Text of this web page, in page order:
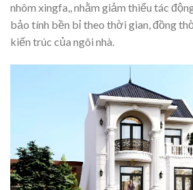
nhôm xingfa,, nhằm giảm thiểu tác
bảo tính bền bỉ theo thời gian, đồng
kiến trúc của ngôi nhà.